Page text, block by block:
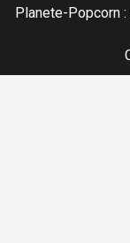
Planete-Popcorn